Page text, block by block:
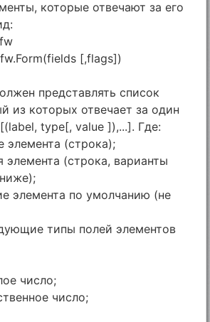
которые отвечают за его
[,flags])
представлять список
из которых отвечает за один
type[, value ]),...]. Где:
элемента (строка);
элемента (строка, варианты
элемента по умолчанию (не
типы полей элементов
число;
число;